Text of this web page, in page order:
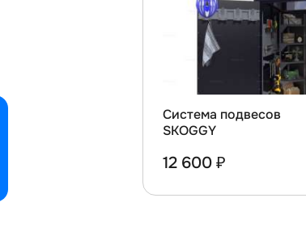
Система подвесов
SKOGGY
12 600 ₽